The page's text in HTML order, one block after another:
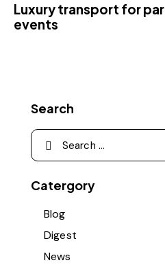
Luxury transport for
events
Search
Catergory
Blog
Digest
News